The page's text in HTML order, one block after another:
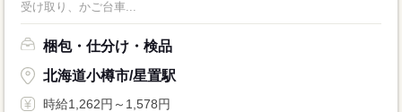
受け取り、かご台車...
梱包・仕分け・検品
北海道小樽市/星置駅
時給1,262円～1,578円